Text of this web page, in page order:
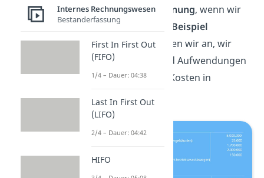
Abgrenzungsrechnung, wenn wir
uns das an einem
Beispiel
anschauen. Nehmen wir an, wir
haben Erträge und Aufwendungen
sowie Erlöse und Kosten in
Internes Rechnungswesen
Bestanderfassung
First In First Out
(FIFO)
1/4 – Dauer: 04:38
Last In First Out
(LIFO)
2/4 – Dauer: 04:42
HIFO